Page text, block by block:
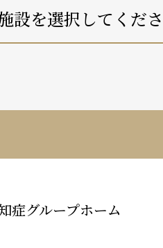
設を選択してくださ
症グループホーム